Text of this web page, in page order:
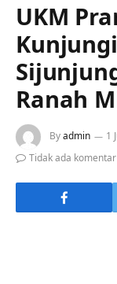
UKM
Ranah
Byadmin 1
Tidak ada komentar